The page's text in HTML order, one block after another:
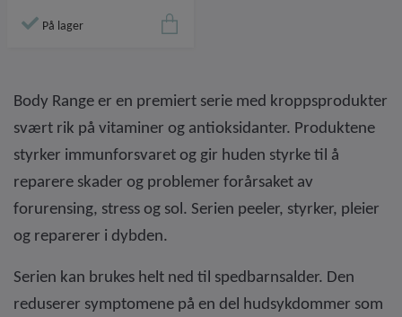
På lager
Body Range er en premiert serie med kroppsprodukter
svært rik på vitaminer og antioksidanter. Produktene
styrker immunforsvaret og gir huden styrke til å
reparere skader og problemer forårsaket av
forurensing, stress og sol. Serien peeler, styrker, pleier
og reparerer i dybden.
Serien kan brukes helt ned til spedbarnsalder. Den
reduserer symptomene på en del hudsykdommer som